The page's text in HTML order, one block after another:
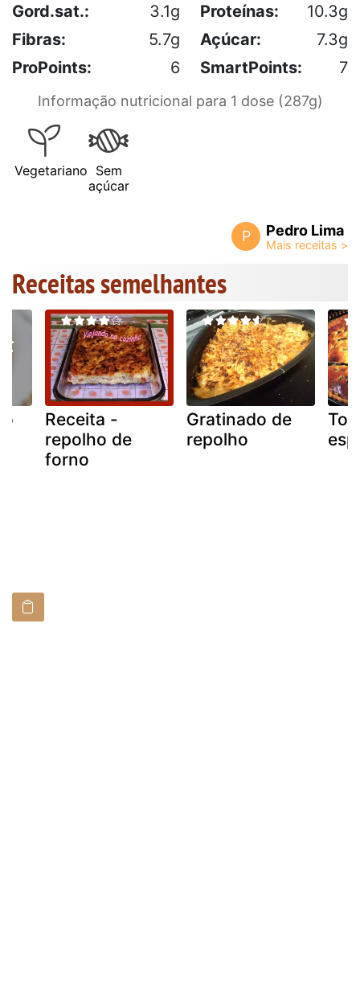
Gord.sat.:
3.1g Proteínas:
10.3g
Fibras:
5.7g Açúcar:
7.3g
ProPoints:
6 SmartPoints: 7
Informação nutricional para 1 dose (287g)
Vegetariano Sem
açúcar
P Pedro Lima
Receitas semelhantes
Receita -
repolho de
forno
Gratinado de
repolho